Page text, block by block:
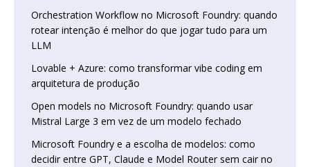
Orchestration Workflow no Microsoft Foundry: quando
rotear intenção é melhor do que jogar tudo para um
LLM
Lovable + Azure: como transformar vibe coding em
arquitetura de produção
Open models no Microsoft Foundry: quando usar
Mistral Large 3 em vez de um modelo fechado
Microsoft Foundry e a escolha de modelos: como
decidir entre GPT, Claude e Model Router sem cair no